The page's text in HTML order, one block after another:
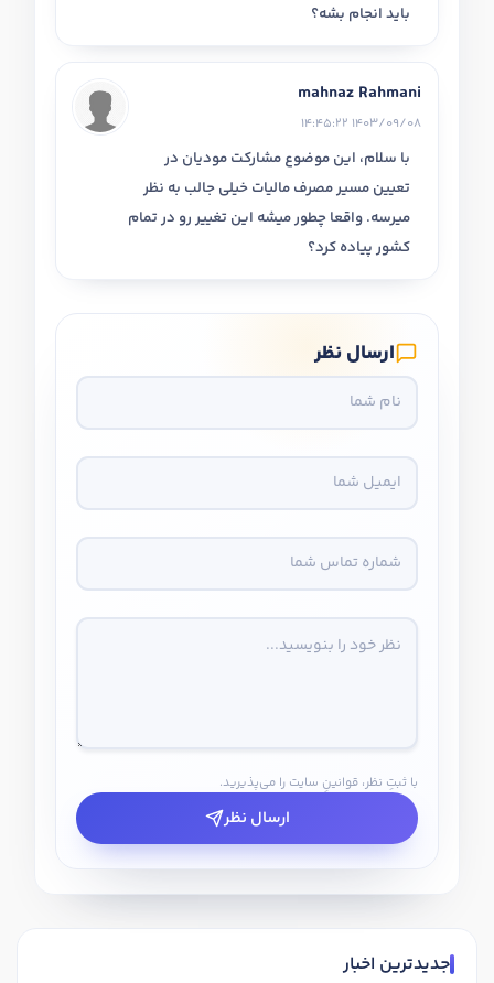
باید انجام بشه؟
mahnaz Rahmani
1403/09/08 14:45:22
با سلام، این موضوع مشارکت مودیان در
تعیین مسیر مصرف مالیات خیلی جالب به نظر
میرسه. واقعا چطور میشه این تغییر رو در تمام
کشور پیاده کرد؟
ارسال نظر
با ثبتِ نظر، قوانینِ سایت را می‌پذیرید.
ارسال نظر
جدیدترین اخبار